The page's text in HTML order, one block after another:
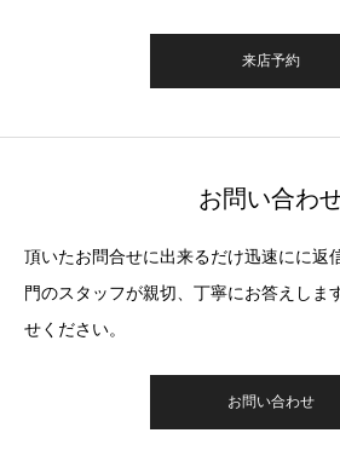
来店予約
お問い合わ
頂いたお問合せに出来るだけ迅速にに返
門のスタッフが親切、丁寧にお答えしま
せください。
お問い合わせ